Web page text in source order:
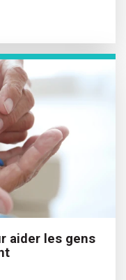
aider les gens